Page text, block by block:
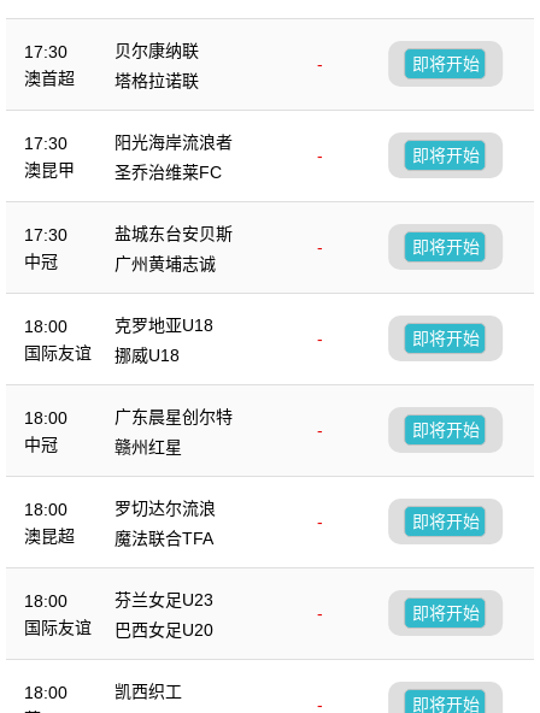
17:30
澳首超
贝尔康纳联
-
塔格拉诺联
即将开始
17:30
澳昆甲
阳光海岸流浪者
-
圣乔治维莱FC
即将开始
17:30
中冠
盐城东台安贝斯
-
广州黄埔志诚
即将开始
18:00
国际友谊
克罗地亚U18
-
挪威U18
即将开始
18:00
中冠
广东晨星创尔特
-
赣州红星
即将开始
18:00
澳昆超
罗切达尔流浪
-
魔法联合TFA
即将开始
18:00
国际友谊
芬兰女足U23
-
巴西女足U20
即将开始
18:00
凯西织工
-
即将开始